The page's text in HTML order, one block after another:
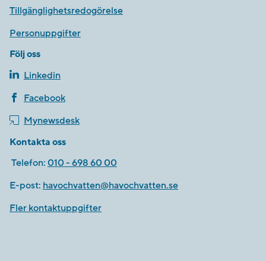
Tillgänglighetsredogörelse
Personuppgifter
Följ oss
Linkedin
Facebook
Mynewsdesk
Kontakta oss
Telefon: 010 - 698 60 00
E-post: havochvatten@havochvatten.se
Fler kontaktuppgifter